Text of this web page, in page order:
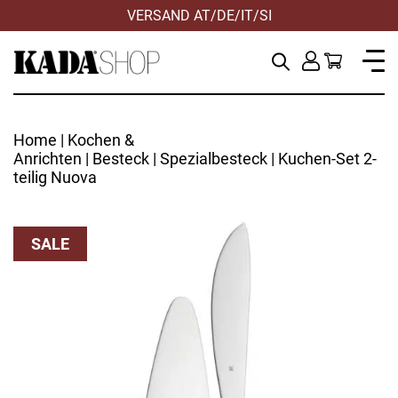
VERSAND AT/DE/IT/SI
Home | Kochen &
Anrichten | Besteck | Spezialbesteck | Kuchen-Set 2-
teilig Nuova
SALE